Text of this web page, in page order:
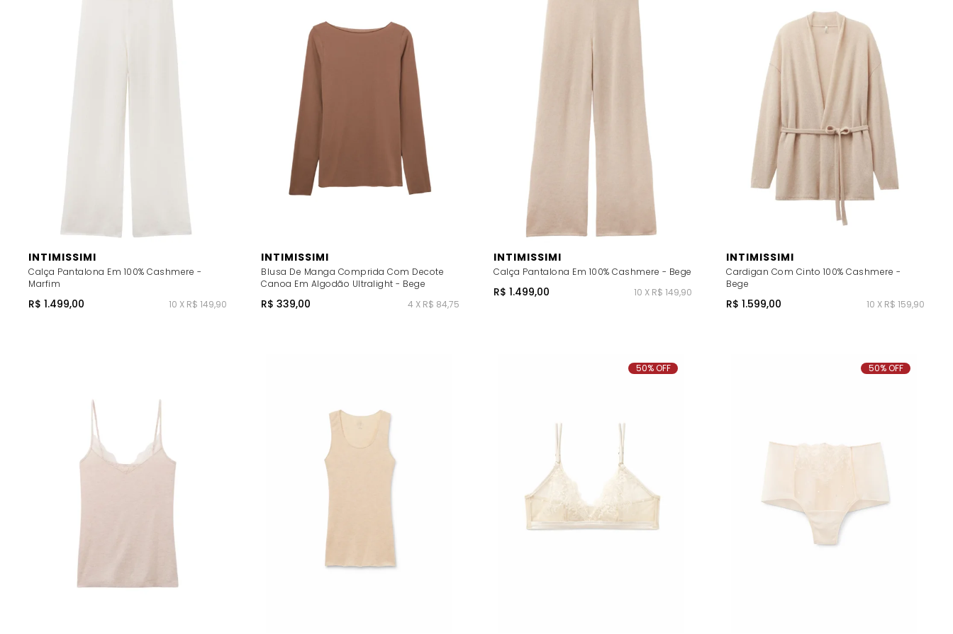
INTIMISSIMI
Calça Pantalona Em 100% Cashmere -
Marfim
R$ 1.499,00 10 X R$ 149,90
INTIMISSIMI
Blusa De Manga Comprida Com Decote
Canoa Em Algodão Ultralight - Bege
R$ 339,00 4 X R$ 84,75
INTIMISSIMI
Calça Pantalona Em 100% Cashmere - Bege
R$ 1.499,00 10 X R$ 149,90
INTIMISSIMI
Cardigan Com Cinto 100% Cashmere -
Bege
R$ 1.599,00 10 X R$ 159,90
50% OFF 50% OFF